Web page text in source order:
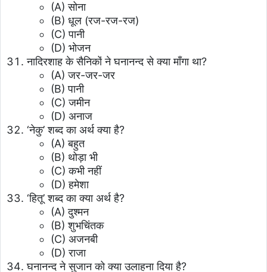
(A) सोना
(B) धूल (रज-रज-रज)
(C) पानी
(D) भोजन
नादिरशाह के सैनिकों ने घनानन्द से क्या माँगा था?
(A) जर-जर-जर
(B) पानी
(C) जमीन
(D) अनाज
‘नेकु’ शब्द का अर्थ क्या है?
(A) बहुत
(B) थोड़ा भी
(C) कभी नहीं
(D) हमेशा
‘हितू’ शब्द का क्या अर्थ है?
(A) दुश्मन
(B) शुभचिंतक
(C) अजनबी
(D) राजा
घनानन्द ने सुजान को क्या उलाहना दिया है?